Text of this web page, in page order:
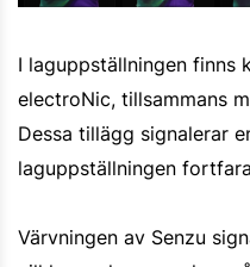
I laguppställningen finns
electroNic, tillsammans
Dessa tillägg signalerar
laguppställningen
Värvningen av Senzu